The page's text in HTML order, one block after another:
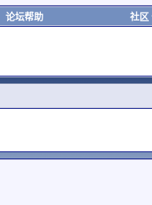
论坛帮助 社区